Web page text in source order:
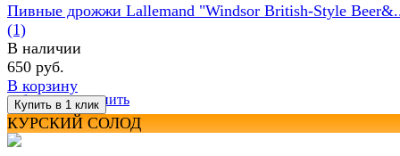
избранное сравнить
Пивные дрожжи Lallemand "Windsor British-Style
(1)
В наличии
650 руб.
В корзину
КУРСКИЙ СОЛОД